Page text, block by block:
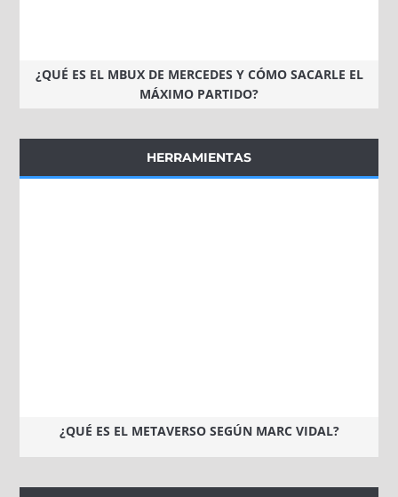
¿QUÉ ES EL MBUX DE MERCEDES Y CÓMO SACARLE EL
MÁXIMO PARTIDO?
HERRAMIENTAS
¿QUÉ ES EL METAVERSO SEGÚN MARC VIDAL?